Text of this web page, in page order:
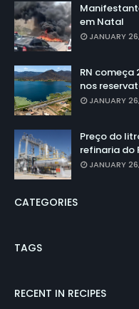
em Natal
JANUARY
RN
nos
JANUARY
Preço do
refinaria do
JANUARY
CATEGORIES
TAGS
RECENT IN RECIPES